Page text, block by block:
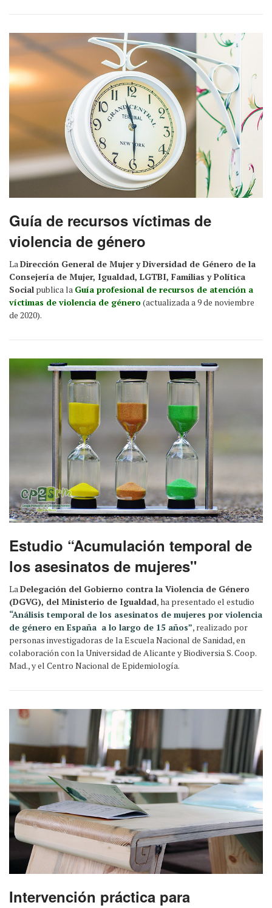
Guía de recursos víctimas de
violencia de género
La Dirección General de Mujer y Diversidad de Género de la
Consejería de Mujer, Igualdad, LGTBI, Familias y Política
Social publica la Guía profesional de recursos de atención a
víctimas de violencia de género(actualizada a 9 de noviembre
de 2020).
Estudio “Acumulación temporal de
los asesinatos de mujeres"
LaDelegación del Gobierno contra la Violencia de Género
(DGVG), del Ministerio de Igualdad, ha presentado el estudio
“Análisis temporal de los asesinatos de mujeres por violencia
de género en España a lo largo de 15 años”, realizado por
personas investigadoras de la Escuela Nacional de Sanidad, en
colaboración con la Universidad de Alicante y Biodiversia S. Coop.
Mad., y el Centro Nacional de Epidemiología.
Intervención práctica para